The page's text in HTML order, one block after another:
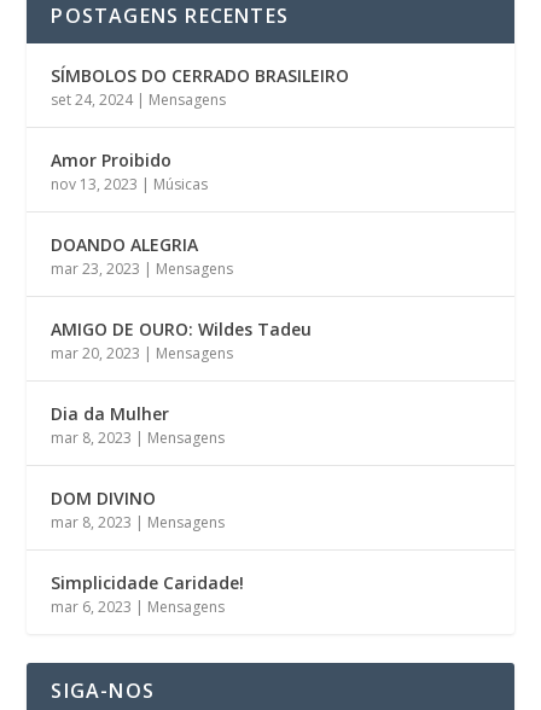
POSTAGENS RECENTES
SÍMBOLOS DO CERRADO BRASILEIRO
set 24, 2024| Mensagens
Amor Proibido
nov 13, 2023 | Músicas
DOANDO ALEGRIA
mar 23, 2023 | Mensagens
AMIGO DE OURO: Wildes Tadeu
mar 20, 2023 | Mensagens
Dia da Mulher
mar 8, 2023 | Mensagens
DOM DIVINO
mar 8, 2023 | Mensagens
Simplicidade Caridade!
mar 6, 2023 | Mensagens
SIGA-NOS